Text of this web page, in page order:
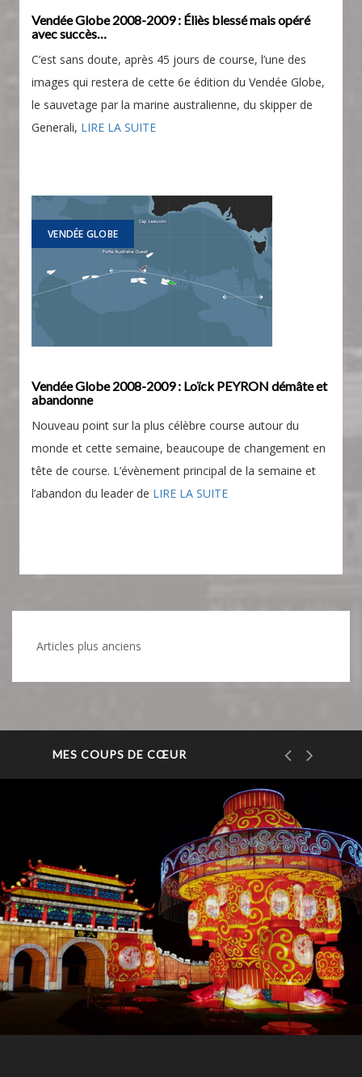
Vendée Globe 2008-2009 : Éliès blessé mais opéré
avec succès…
C’est sans doute, après 45 jours de course, l’une des
images qui restera de cette 6e édition du Vendée Globe,
le sauvetage par la marine australienne, du skipper de
Generali, LIRE LA SUITE
VENDÉE GLOBE
Vendée Globe 2008-2009 : Loïck PEYRON démâte et
abandonne
Nouveau point sur la plus célèbre course autour du
monde et cette semaine, beaucoupe de changement en
tête de course. L’évènement principal de la semaine et
l’abandon du leader de LIRE LA SUITE
Navigation
Articles plus anciens
MES COUPS DE CŒUR